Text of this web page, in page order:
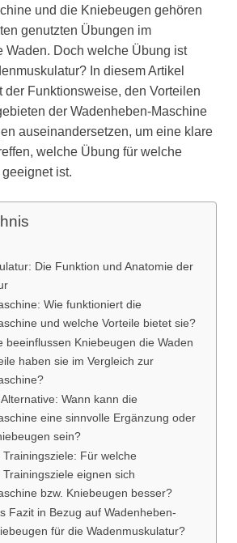
und die Kniebeugen gehören
genutzten Übungen im
Waden. Doch welche Übung ist
In diesem Artikel
der Funktionsweise, den Vorteilen
der Wadenheben-Maschine
auseinandersetzen, um eine klare
welche Übung für welche
ist.
Die Funktion und Anatomie der
Wie funktioniert die
und welche Vorteile bietet sie?
beeinflussen Kniebeugen die Waden
haben sie im Vergleich zur
Wann kann die
eine sinnvolle Ergänzung oder
sein?
Für welche
eignen sich
bzw. Kniebeugen besser?
Fazit in Bezug auf Wadenheben-
für die Wadenmuskulatur?